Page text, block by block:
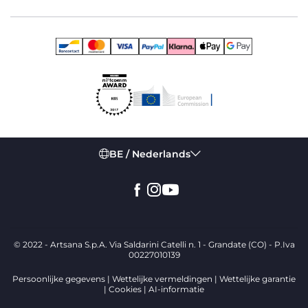
kinderborden compleet. De borden en bestekjes van Chicco
zijn afzonderlijk of in praktische maaltijdsets verkrijgbaar
samen: de ideale keuze om je kindje te helpen groeien en
zelfstandig en veilig te eten.
BE / Nederlands
© 2022 - Artsana S.p.A. Via Saldarini Catelli n. 1 - Grandate (CO) - P.Iva
00227010139
Persoonlijke gegevens Wettelijke vermeldingen
Wettelijke garantie
Cookies
AI-informatie